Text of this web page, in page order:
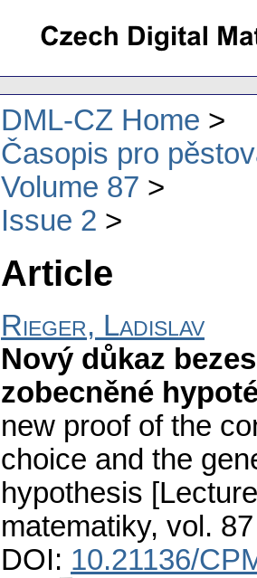
DML-CZ Home
Časopis pro
Volume 87
Issue 2
Article
Rieger, Ladislav
Nový důkaz
zobecněné
new proof of the
choice and the
hypothesis
matematiky, vol.
DOI: 10.21136/